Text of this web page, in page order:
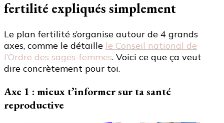
fertilité expliqués simplement
Le plan fertilité s’organise autour de 4 grands
axes, comme le détaille le Conseil national de
l’Ordre des sages-femmes. Voici ce que ça veut
dire concrètement pour toi.
Axe 1 : mieux t’informer sur ta santé
reproductive